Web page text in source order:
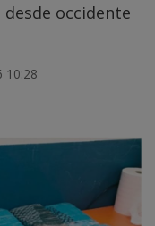
occidente
10:28